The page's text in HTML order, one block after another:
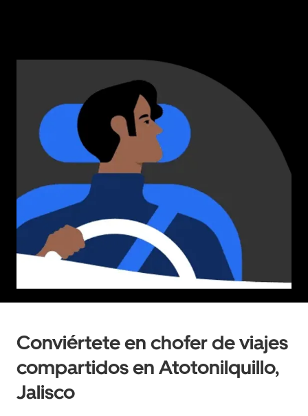
Conviértete en chofer de viajes
compartidos en Atotonilquillo,
Jalisco